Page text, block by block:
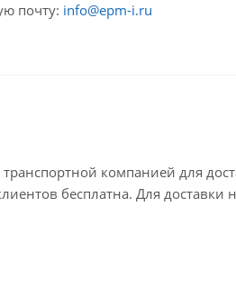
почту: info@epm-i.ru
компанией для
бесплатна. Для